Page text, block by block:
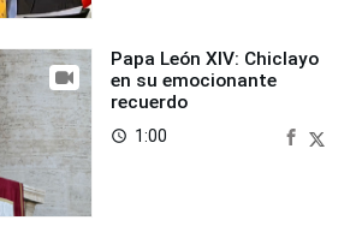
Papa León XIV: Chiclayo
en su emocionante
recuerdo
access_time 1:00